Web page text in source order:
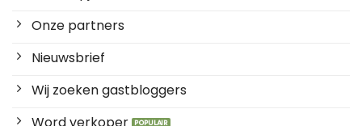
Onze partners
Nieuwsbrief
Wij zoeken gastbloggers